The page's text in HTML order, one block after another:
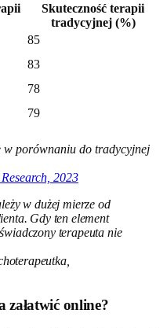
Skuteczność terapii
tradycyjnej (%)
85
83
78
79
w porównaniu do tradycyjnej
2023
w dużej mierze od
Gdy ten element
terapeuta nie
załatwić online?